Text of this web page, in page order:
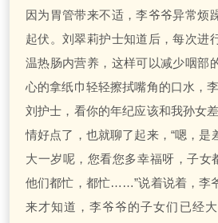
因为胃管带来不适，李爷爷异常烦
起伏。刘翠莉护士知道后，每次进
温热肠内营养，这样可以减少咽部
心的拿纸巾轻轻擦拭嘴角的口水，
刘护士，看你的年纪应该和我孙女
情好点了，也就聊了起来，“嗯，是
大一岁呢，您看您多幸福呀，子女
他们都忙，都忙……”说着说着，李
来才知道，李爷爷的子女们已经